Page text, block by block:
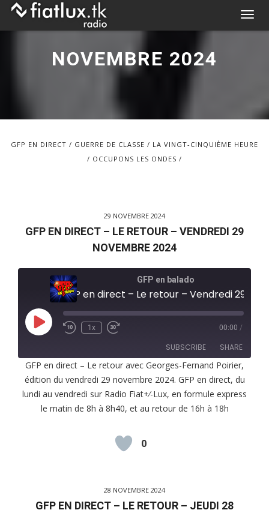
Skip
T
o
a
i
NOVEMBRE 2024
GFP EN DIRECT GUERRE DE CLASSE
LA VINGT-CINQUIÈME HEURE
OCCUPONS LES ONDES
29 NOVEMBRE 2024
GFP EN DIRECT – LE RETOUR – VENDREDI 29
NOVEMBRE 2024
GFP en balado
Play
Episode
1x 00:00 /
SUBSCRIBE SHARE
RSS FEED
SHARE
LINK
GFP en direct – Le retour avec Georges-Fernand Poirier,
édition du vendredi 29 novembre 2024. GFP en direct, du
lundi au vendredi sur Radio Fiat+⁄-Lux, en formule express
le matin de 8h à 8h40, et au retour de 16h à 18h
0
28 NOVEMBRE 2024
GFP EN DIRECT – LE RETOUR – JEUDI 28